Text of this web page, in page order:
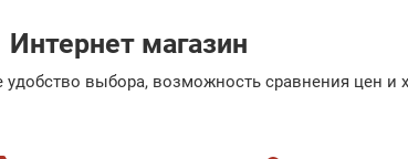
Интернет магазин
выбора, возможность сравнения цен и